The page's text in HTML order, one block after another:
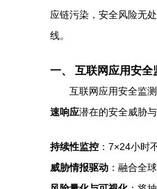
应链污染，安全风险无
线。
一、 互联网应用安
互联网应用安全监
速响应潜在的安全威胁
持续性监控 ：7×24小时
威胁情报驱动 ：融合全